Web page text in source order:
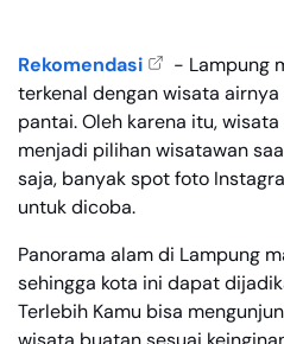
Rekomendasi
- Lampung
terkenal dengan wisata
pantai. Oleh karena itu,
menjadi pilihan wisatawan
saja, banyak spot foto
untuk dicoba.
Panorama alam di Lampung
sehingga kota ini dapat
Terlebih Kamu bisa